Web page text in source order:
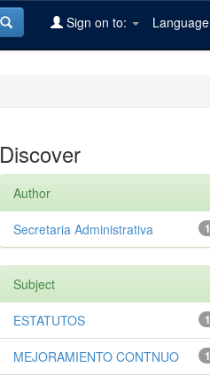
Language
Sign on to:
Discover
Author
1
Secretaria Administrativa
Subject
1
ESTATUTOS
1
MEJORAMIENTO CONTNUO